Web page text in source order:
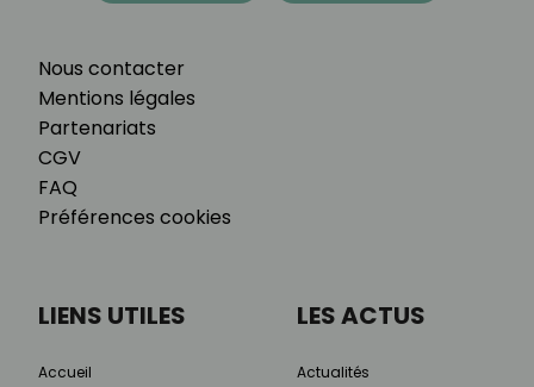
Nous contacter
Mentions légales
Partenariats
CGV
FAQ
Préférences cookies
LIENS UTILES
Accueil
LES ACTUS
Actualités